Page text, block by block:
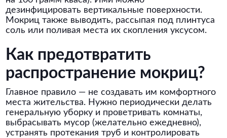
дезинфицировать вертикальные поверхности.
Мокриц также выводить, рассыпая под плинтуса
соль или поливая места их скопления уксусом.
Как предотвратить
распространение мокриц?
Главное правило — не создавать им комфортного
места жительства. Нужно периодически делать
генеральную уборку и проветривать комнаты,
выбрасывать мусор (желательно ежедневно),
устранять протекания труб и контролировать